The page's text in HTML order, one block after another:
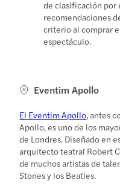
de clasificación por
recomendaciones
criterio al comprar
espectáculo.
Eventim Apollo
El Eventim Apollo, antes
Apollo, es uno de los
de Londres. Diseñado en
arquitecto teatral Robert
de muchos artistas de
Stones y los Beatles.